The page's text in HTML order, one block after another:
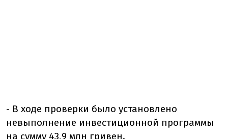
- В ходе проверки было установлено
невыполнение инвестиционной программы
на сумму 43,9 млн гривен.